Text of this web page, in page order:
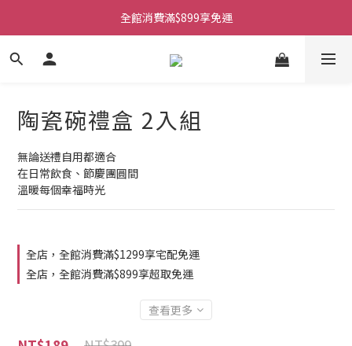
全館消費滿$899享免運
陶瓷碗禮盒 2入組
無論送禮自用都適合
在日常飲食、節慶團圓間
溫暖每個幸福時光
全店，全館消費滿$1299享宅配免運
全店，全館消費滿$899享超取免運
查看更多